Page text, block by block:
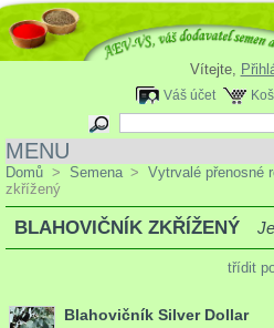
Vítejte,
Váš účet
MENU
Domů > Semena > Vytrvalé přenosné
zkřížený
BLAHOVIČNÍK ZKŘÍŽENÝ
třídit
Blahovičník Silver Dollar